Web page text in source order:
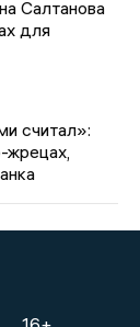
Салтанова
для
считал»:
жрецах,